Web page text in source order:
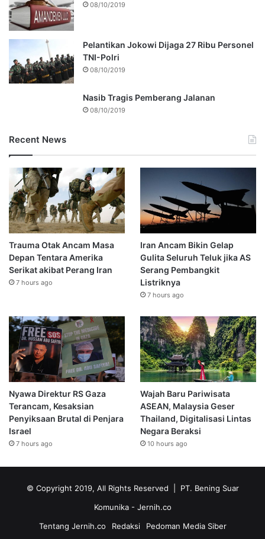
08/10/2019
Pelantikan Jokowi Dijaga 27 Ribu Personel
TNI-Polri
08/10/2019
Nasib Tragis Pemberang Jalanan
08/10/2019
Recent News
Trauma Otak Ancam Masa
Depan Tentara Amerika
Serikat akibat Perang Iran
7 hours ago
Iran Ancam Bikin Gelap
Gulita Seluruh Teluk jika AS
Serang Pembangkit
Listriknya
7 hours ago
Nyawa Direktur RS Gaza
Terancam, Kesaksian
Penyiksaan Brutal di Penjara
Israel
7 hours ago
Wajah Baru Pariwisata
ASEAN, Malaysia Geser
Thailand, Digitalisasi Lintas
Negara Beraksi
10 hours ago
© Copyright 2019, All Rights Reserved | PT. Bening Suar
Komunika - Jernih.co
Tentang Jernih.co
Redaksi Pedoman Media Siber